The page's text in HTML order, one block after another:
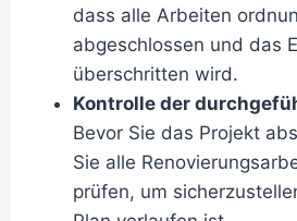
dass alle Arbeiten
abgeschlossen und das
überschritten wird.
Kontrolle der
Bevor Sie das Projekt
Sie alle
prüfen, um